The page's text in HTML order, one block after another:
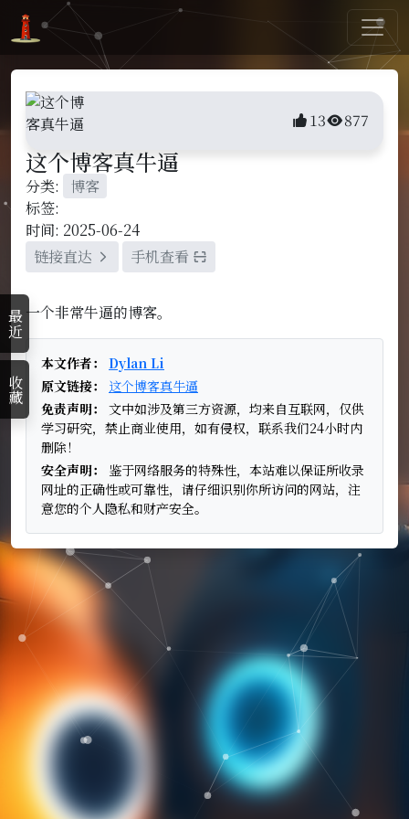
13 877
这个博客真牛逼
分类:
博客
标签:
时间: 2025-06-24
链接直达
手机查看
一个非常牛逼的博客。
本文作者：
Dylan Li
原文链接：
这个博客真牛逼
免责声明：
文中如涉及第三方资源，均来自互联网，仅供
学习研究，禁止商业使用，如有侵权，联系我们24小时内
删除！
安全声明：
鉴于网络服务的特殊性，本站难以保证所收录
网址的正确性或可靠性，请仔细识别你所访问的网站，注
意您的个人隐私和财产安全。
最近
收藏